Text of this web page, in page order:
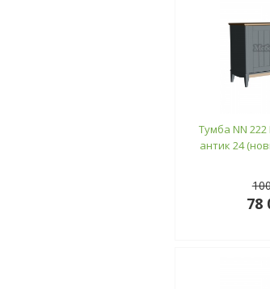
Тумба NN
антик 24
78